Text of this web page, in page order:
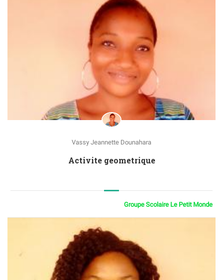
Vassy Jeannette Dounahara
Activite geometrique
Groupe Scolaire Le Petit Monde